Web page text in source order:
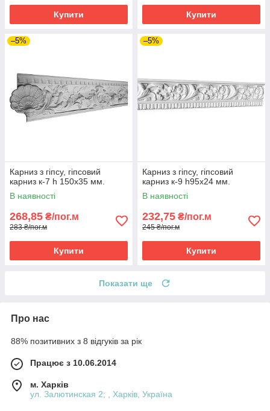
Купити Купити
–5%
Карниз з гіпсу, гіпсовий
карниз к-7 h 150х35 мм.
В наявності
268,85 ₴/пог.м
283 ₴/пог.м
Купити
–5%
Карниз з гіпсу, гіпсовий
карниз к-9 һ95х24 мм.
В наявності
232,75 ₴/пог.м
245 ₴/пог.м
Купити
Показати ще
Про нас
88% позитивних з 8 відгуків за рік
Працює з 10.06.2014
м. Харків
ул. Залютинская 2; , Харків, Україна